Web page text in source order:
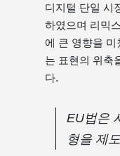
디지털 단일 시
하였으며 리믹
에 큰 영향을 미
는 표현의 위축
다.
EU법은
형을 제